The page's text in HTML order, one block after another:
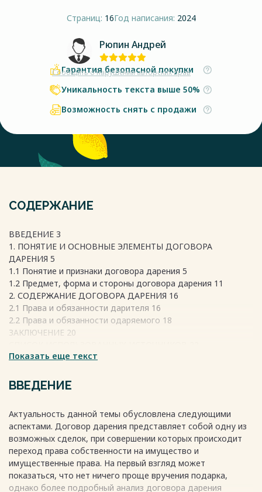
Страниц: 16Год написания: 2024
Рюпин Андрей
Сообщить о нарушении авторских прав
Гарантия безопасной покупки
Уникальность текста выше 50%
Возможность снять с продажи
СОДЕРЖАНИЕ
ВВЕДЕНИЕ 3
1. ПОНЯТИЕ И ОСНОВНЫЕ ЭЛЕМЕНТЫ ДОГОВОРА
ДАРЕНИЯ 5
1.1 Понятие и признаки договора дарения 5
1.2 Предмет, форма и стороны договора дарения 11
2. СОДЕРЖАНИЕ ДОГОВОРА ДАРЕНИЯ 16
2.1 Права и обязанности дарителя 16
2.2 Права и обязанности одаряемого 18
ЗАКЛЮЧЕНИЕ 20
Весь текст будет доступен
Показать еще текст
ВВЕДЕНИЕ
Актуальность данной темы обусловлена следующими
аспектами. Договор дарения представляет собой одну из
возможных сделок, при совершении которых происходит
переход права собственности на имущество и
имущественные права. На первый взгляд может
показаться, что нет ничего проще вручения подарка,
однако более подробный анализ договора дарения